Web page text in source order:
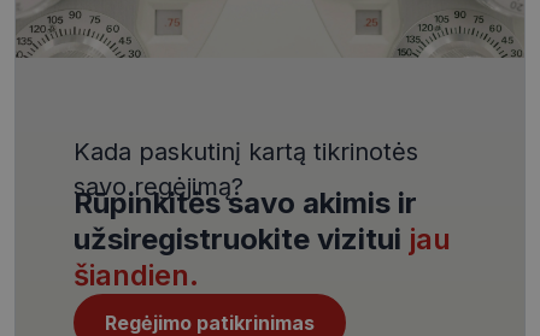
Kada paskutinį kartą tikrinotės
savo regėjimą?
Rūpinkitės savo akimis ir
užsiregistruokite vizitui jau
šiandien.
Regėjimo patikrinimas
VISITOR_PRIVACY_METADATA
YouTube
.youtube.com
5 mėnesiai
4 savaitės
CookieScriptConsent
CookieScript
www.visionexpress.lt